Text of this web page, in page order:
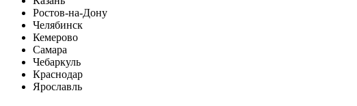
Ростов-на-Дону
Челябинск
Кемерово
Самара
Чебаркуль
Краснодар
Ярославль